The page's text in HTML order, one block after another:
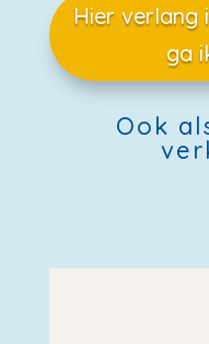
Hier verlang
ga
Ook